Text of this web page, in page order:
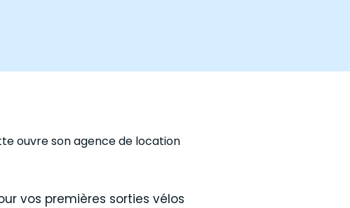
ouvre son agence de location
vos premières sorties vélos